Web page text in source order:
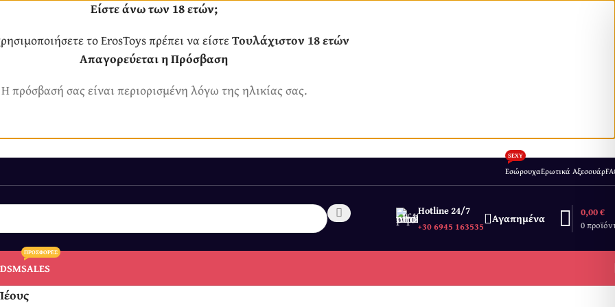
Είστε άνω των 18 ετών;
το ErosToys πρέπει να είστεΤουλάχιστον 18 ετών
Απαγορεύεται η Πρόσβαση
Η πρόσβασή σας είναι περιορισμένη λόγω της ηλικίας σας.
Εσώρουχα
SEXY
Ερωτικά Αξεσουάρ
Hotline 24/7
+30 6945 163535
Αγαπημένα 0
0,00€
SALES
ΠΡΟΣΦΟΡΕΣ